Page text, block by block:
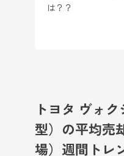
は？？
トヨタ ヴォ
型）の平均売
場）週間トレ